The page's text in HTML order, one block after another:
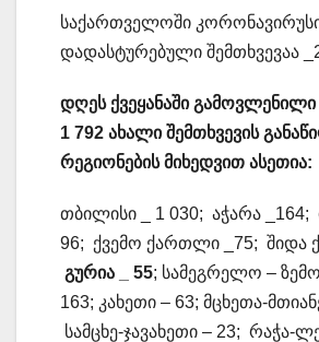
საქართველოში
დადასტურებული შემთხვევაა
დღეს ქვეყანაში გამოვლენილი
1 792 ახალი შემთხვევის
რეგიონების მიხედვით ასეთია:
თბილისი _ 1 030; აჭარა _164;
96; ქვემო ქართლი _75; შიდა
გურია _ 55; სამეგრელო –
163; კახეთი – 63; მცხეთა-
სამცხე-ჯავახეთი – 23; რაჭა-